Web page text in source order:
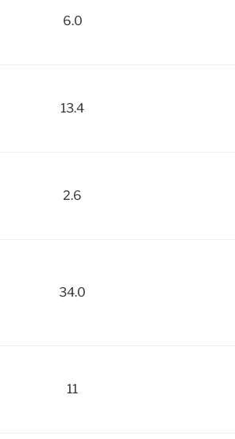
6.0
13.4
2.6
34.0
11